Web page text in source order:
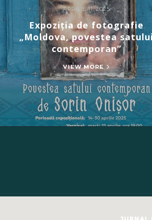
APRILIE 11, 2025
Expoziția de fotografie
„Moldova, povestea satului
contemporan”
VIEW MORE